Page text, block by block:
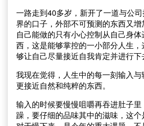
一路走到40多岁，新开了一道与公
界的口子，外部不可预测的东西又
自己能做的只有小心控制从自己身
西，这是能够掌控的一小部分人生
够让自己尽量接近自我肯定并进行下
我现在觉得，人生中的每一刻输入
更接近自然和纯粹的东西。
输入的时候要慢慢咀嚼再吞进肚子
躁，要仔细的品味其中的滋味，这个